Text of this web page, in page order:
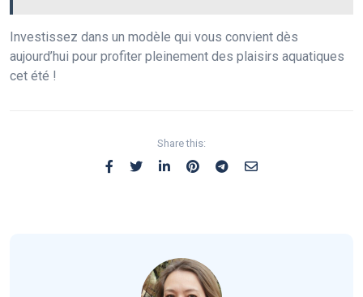
Investissez dans un modèle qui vous convient dès
aujourd’hui pour profiter pleinement des plaisirs aquatiques
cet été !
Share this: